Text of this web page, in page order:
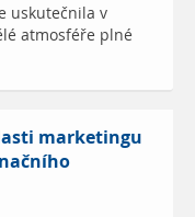
uskutečnila v
atmosféře plné
marketingu